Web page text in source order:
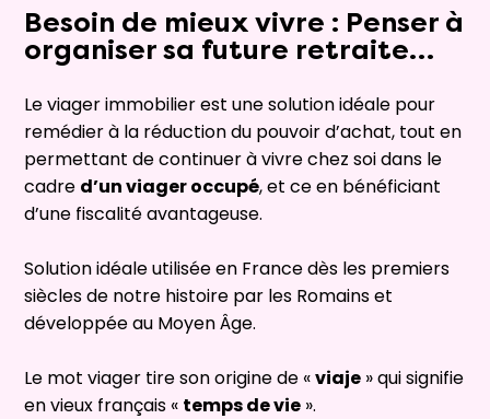
Besoin de mieux vivre : Penser à
organiser sa future retraite…
Le viager immobilier est une solution idéale pour
remédier à la réduction du pouvoir d’achat, tout en
permettant de continuer à vivre chez soi dans le
cadre d’un viager occupé, et ce en bénéficiant
d’une fiscalité avantageuse.
Solution idéale utilisée en France dès les premiers
siècles de notre histoire par les Romains et
développée au Moyen Âge.
Le mot viager tire son origine de «viaje » qui signifie
en vieux français « temps de vie ».